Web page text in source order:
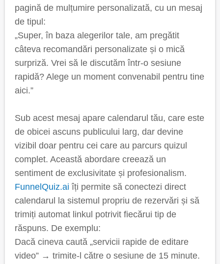
pagină de mulțumire personalizată, cu un mesaj
de tipul:
„Super, în baza alegerilor tale, am pregătit
câteva recomandări personalizate și o mică
surpriză. Vrei să le discutăm într-o sesiune
rapidă? Alege un moment convenabil pentru tine
aici.”
Sub acest mesaj apare calendarul tău, care este
de obicei ascuns publicului larg, dar devine
vizibil doar pentru cei care au parcurs quizul
complet. Această abordare creează un
sentiment de exclusivitate și profesionalism.
FunnelQuiz.ai îți permite să conectezi direct
calendarul la sistemul propriu de rezervări și să
trimiți automat linkul potrivit fiecărui tip de
răspuns. De exemplu:
Dacă cineva caută „servicii rapide de editare
video” → trimite-l către o sesiune de 15 minute.